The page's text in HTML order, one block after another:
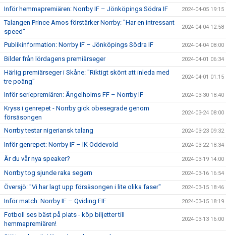
Inför hemmapremiären: Norrby IF – Jönköpings Södra IF 2024-04-05 19:15
Talangen Prince Amos förstärker Norrby: "Har en intressant
speed"
2024-04-04 12:58
Publikinformation: Norrby IF – Jönköpings Södra IF 2024-04-04 08:00
Bilder från lördagens premiärseger 2024-04-01 06:34
Härlig premiärseger i Skåne: "Riktigt skönt att inleda med
tre poäng"
2024-04-01 01:15
Inför seriepremiären: Ängelholms FF – Norrby IF 2024-03-30 18:40
Kryss i genrepet - Norrby gick obesegrade genom
försäsongen
2024-03-24 08:00
Norrby testar nigeriansk talang 2024-03-23 09:32
Inför genrepet: Norrby IF – IK Oddevold 2024-03-22 18:34
Är du vår nya speaker? 2024-03-19 14:00
Norrby tog sjunde raka segern 2024-03-16 16:54
Översjö: "Vi har lagt upp försäsongen i lite olika faser" 2024-03-15 18:46
Inför match: Norrby IF – Qviding FIF 2024-03-15 18:19
Fotboll ses bäst på plats - köp biljetter till
hemmapremiären!
2024-03-13 16:00